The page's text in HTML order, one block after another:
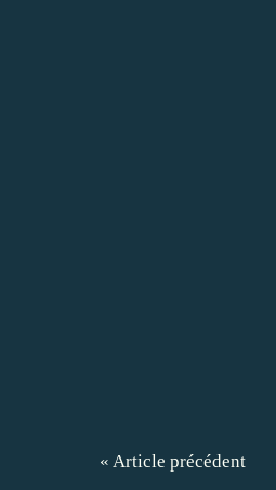
« Article précédent